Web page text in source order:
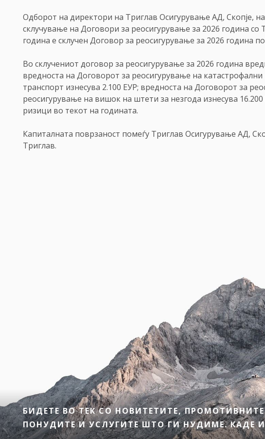
Одборот на директори на Триглав Осигурување АД, Скопје,
склучување на Договори за реосигурување за 2026 година
година е склучен Договор за реосигурување за 2026 година
Во склучениот договор за реосигурување за 2026 година
вредноста на Договорот за реосигурување на
транспорт изнесува 2.100 ЕУР; вредноста на Договорот за
реосигурување на вишок на штети за незгода изнесува
ризици во текот на годината.
Капиталната поврзаност помеѓу Триглав Осигурување АД,
Триглав.
БИДЕТЕ ВО ТЕК СО НОВИТЕТИТЕ,
ПОНУДИТЕ И УСЛУГИТЕ ШТО ГИ НУДИМЕ. КАДЕ